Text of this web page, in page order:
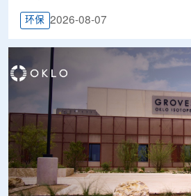
环保 2026-08-07